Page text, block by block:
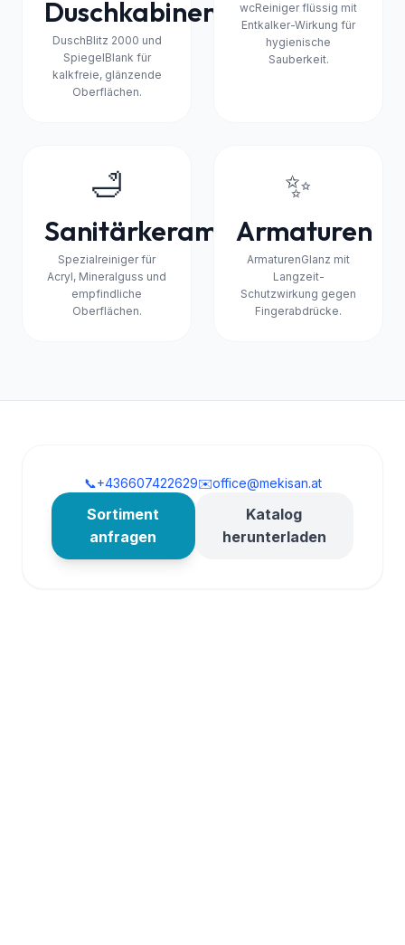
Duschkabinen
DuschBlitz 2000 und
SpiegelBlank für
kalkfreie, glänzende
Oberflächen.
wcReiniger flüssig mit
Entkalker-Wirkung für
hygienische
Sauberkeit.
🛁
Sanitärkeramik
Spezialreiniger für
Acryl, Mineralguss und
empfindliche
Oberflächen.
✨
Armaturen
ArmaturenGlanz mit
Langzeit-
Schutzwirkung gegen
Fingerabdrücke.
📞+436607422629✉️office@mekisan.at
Sortiment
anfragen
Katalog
herunterladen